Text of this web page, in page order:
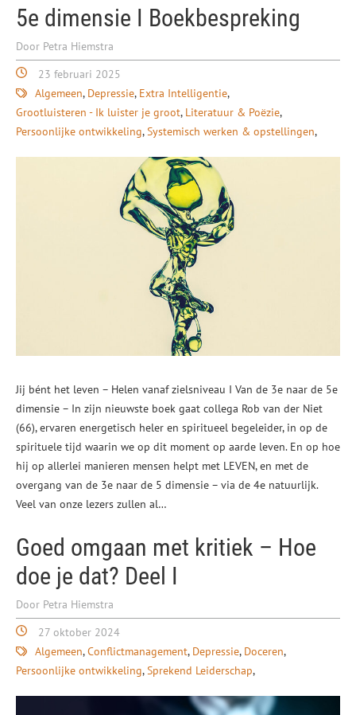
5e dimensie I Boekbespreking
Door Petra Hiemstra
23 februari 2025
Algemeen Depressie Extra Intelligentie
Grootluisteren - Ik luister je groot Literatuur & Poëzie
Persoonlijke ontwikkeling Systemisch werken & opstellingen
Jij bént het leven – Helen vanaf zielsniveau I Van de 3e naar de 5e
dimensie – In zijn nieuwste boek gaat collega Rob van der Niet
(66), ervaren energetisch heler en spiritueel begeleider, in op de
spirituele tijd waarin we op dit moment op aarde leven. En op hoe
hij op allerlei manieren mensen helpt met LEVEN, en met de
overgang van de 3e naar de 5 dimensie – via de 4e natuurlijk.
Veel van onze lezers zullen al…
Goed omgaan met kritiek – Hoe
doe je dat? Deel I
Door Petra Hiemstra
27 oktober 2024
Algemeen Conflictmanagement Depressie Doceren
Persoonlijke ontwikkeling Sprekend Leiderschap